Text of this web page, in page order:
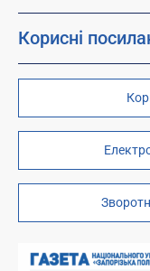
Факультети
Студентам
Дистанційне навчання
Дитячо-юнацький
Відокремлені
Наукова бібліотека
Телефонний довідник
Інституційний
Корисні
Стипендії і гранти
ZP - QR code
Молодіжний хаб
Платні послуги
Накази та